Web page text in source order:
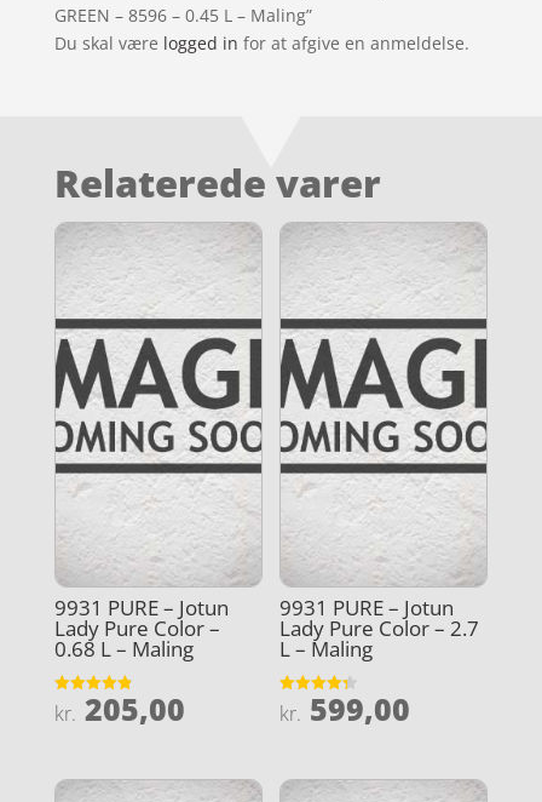
GREEN – 8596 – 0.45 L – Maling”
Du skal være logged in for at afgive en anmeldelse.
Relaterede varer
9931 PURE – Jotun
Lady Pure Color –
0.68 L – Maling
Vurderet
4.9
kr. 205,00
9931 PURE – Jotun
Lady Pure Color – 2.7
L – Maling
Vurderet
4.3
kr. 599,00